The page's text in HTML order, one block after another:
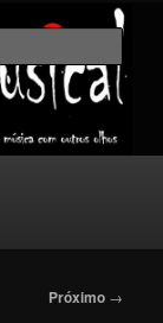
Próximo →